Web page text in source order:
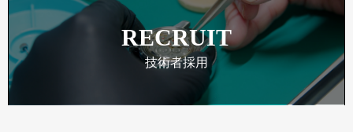
RECRUIT
技術者採用